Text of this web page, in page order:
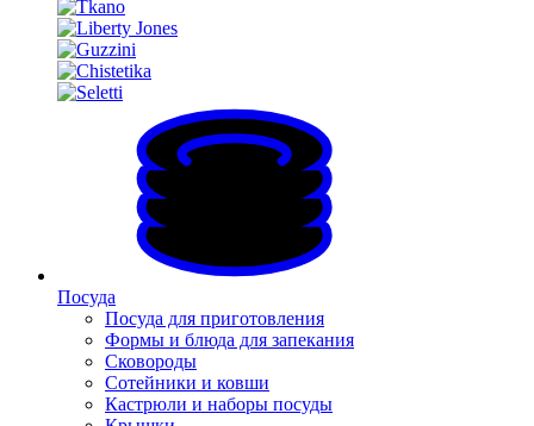
Посуда
Посуда для приготовления
Формы и блюда для запекания
Сковороды
Сотейники и ковши
Кастрюли и наборы посуды